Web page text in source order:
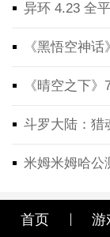
异环 4.23 全
《黑悟空神
《晴空之下
斗罗大陆：猎
米姆米姆哈公
首页 游